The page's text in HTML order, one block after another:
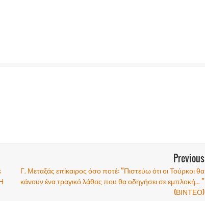
Previous
Γ. Μεταξάς επίκαιρος όσο ποτέ: “Πιστεύω ότι οι Τούρκοι θα
κάνουν ένα τραγικό λάθος που θα οδηγήσει σε εμπλοκή... ”
(ΒΙΝΤΕΟ)